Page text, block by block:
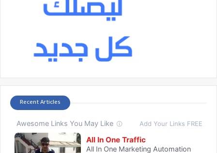
Recent Articles